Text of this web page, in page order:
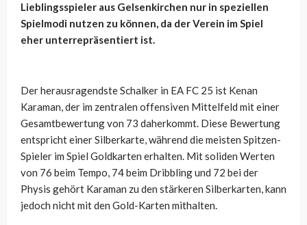
Lieblingsspieler aus Gelsenkirchen nur in speziellen
Spielmodi nutzen zu können, da der Verein im Spiel
eher unterrepräsentiert ist.
Der herausragendste Schalker in EA FC 25 ist Kenan
Karaman, der im zentralen offensiven Mittelfeld mit einer
Gesamtbewertung von 73 daherkommt. Diese Bewertung
entspricht einer Silberkarte, während die meisten Spitzen-
Spieler im Spiel Goldkarten erhalten. Mit soliden Werten
von 76 beim Tempo, 74 beim Dribbling und 72 bei der
Physis gehört Karaman zu den stärkeren Silberkarten, kann
jedoch nicht mit den Gold-Karten mithalten.